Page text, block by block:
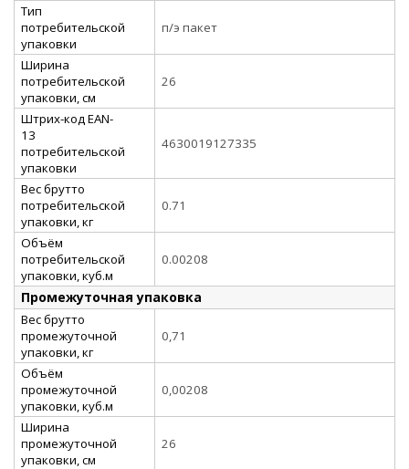
Тип
потребительской
упаковки
п/э пакет
Ширина
потребительской
упаковки, см
26
Штрих-код EAN-
13
потребительской
упаковки
4630019127335
Вес брутто
потребительской
упаковки, кг
0.71
Объём
потребительской
упаковки, куб.м
0.00208
Промежуточная упаковка
Вес брутто
промежуточной
упаковки, кг
0,71
Объём
промежуточной
упаковки, куб.м
0,00208
Ширина
промежуточной
упаковки, см
26